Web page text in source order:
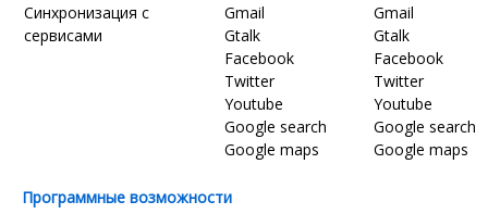
Синхронизация с
сервисами
Gmail
Gtalk
Facebook
Twitter
Youtube
Google search
Google maps
Gmail
Gtalk
Facebook
Twitter
Youtube
Google search
Google maps
Программные возможности